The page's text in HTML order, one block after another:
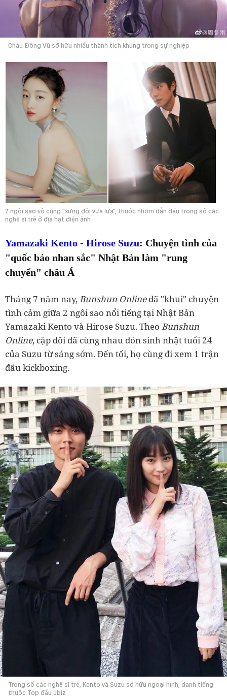
Châu Đông Vũ sở hữu nhiều thành tích khủng trong sự nghiệp
2 ngôi sao vô cùng "xứng đôi vừa lứa", thuộc nhóm dẫn đầu trong số các
nghệ sĩ trẻ ở địa hạt điện ảnh
Yamazaki Kento - Hirose Suzu: Chuyện tình của
"quốc bảo nhan sắc" Nhật Bản làm "rung
chuyển" châu Á
Tháng 7 năm nay,Bunshun Onlineđã "khui" chuyện
tình cảm giữa 2 ngôi sao nổi tiếng tại Nhật Bản
Yamazaki Kento và Hirose Suzu. Theo Bunshun
Online, cặp đôi đã cùng nhau đón sinh nhật tuổi 24
của Suzu từ sáng sớm. Đến tối, họ cùng đi xem 1 trận
đấu kickboxing.
Trong số các nghệ sĩ trẻ, Kento và Suzu sở hữu ngoại hình, danh tiếng
thuộc Top đầu Jbiz